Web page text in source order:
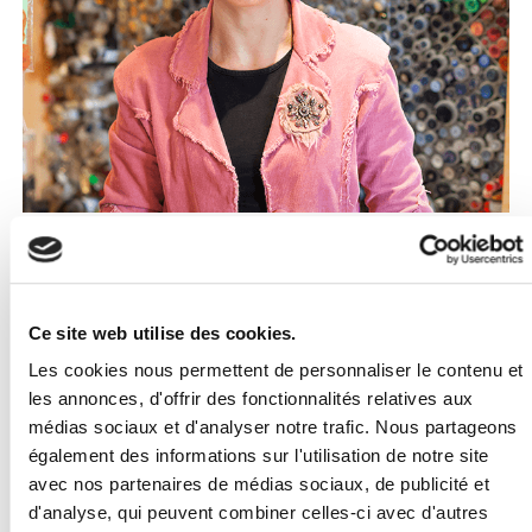
Ce site web utilise des cookies.
Les cookies nous permettent de personnaliser le contenu et
les annonces, d'offrir des fonctionnalités relatives aux
médias sociaux et d'analyser notre trafic. Nous partageons
également des informations sur l'utilisation de notre site
avec nos partenaires de médias sociaux, de publicité et
d'analyse, qui peuvent combiner celles-ci avec d'autres
commerce de proximité et suis
devenue présidente de
l’association des commerçants de
mon quartier à Issy-les-